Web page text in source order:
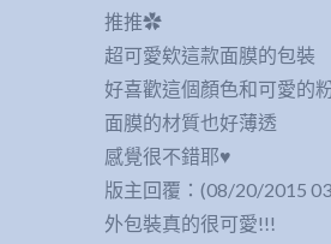
推推✿
超可愛欸這款面膜的包裝
好喜歡這個顏色和可愛的
面膜的材質也好薄透
感覺很不錯耶♥
版主回覆：(08/20/2015
外包裝真的很可愛!!!